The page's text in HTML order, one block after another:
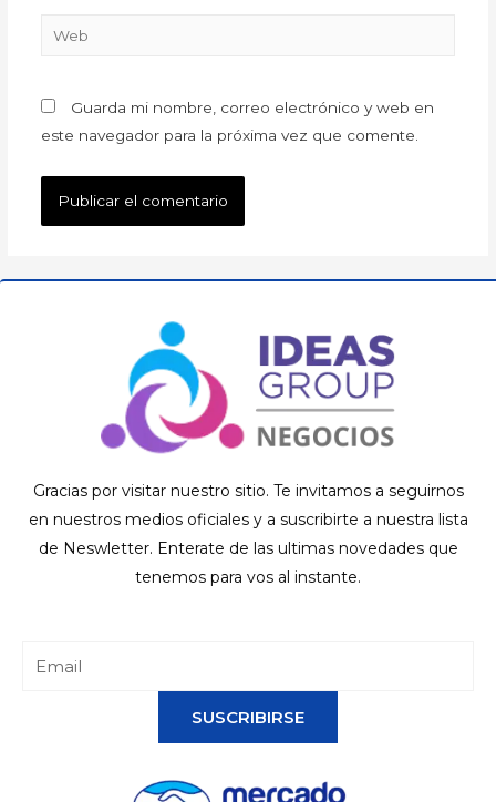
Guarda mi nombre, correo electrónico y web en
este navegador para la próxima vez que comente.
Gracias por visitar nuestro sitio. Te invitamos a seguirnos
en nuestros medios oficiales y a suscribirte a nuestra lista
de Neswletter. Enterate de las ultimas novedades que
tenemos para vos al instante.
SUSCRIBIRSE